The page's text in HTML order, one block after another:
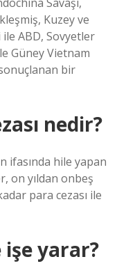
Kuzey ve
ABD, Sovyetler
Güney Vietnam
bir
nedir?
ifasında hile yapan
on yıldan onbeş
para cezası ile
işe yarar?